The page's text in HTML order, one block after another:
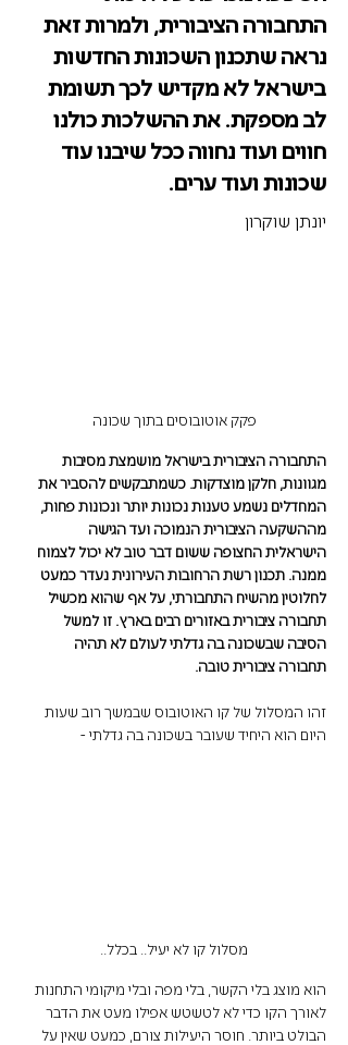
התחבורה הציבורית, ולמרות זאת
נראה שתכנון השכונות החדשות
בישראל לא מקדיש לכך תשומת
לב מספקת. את ההשלכות כולנו
חווים ועוד נחווה ככל שיבנו עוד
שכונות ועוד ערים.
יונתן שוקרון
פקק אוטובוסים בתוך שכונה
התחבורה הציבורית בישראל מושמצת מסיבות
מגוונות, חלקן מוצדקות. כשמתבקשים להסביר את
המחדלים נשמע טענות נכונות יותר ונכונות פחות,
מההשקעה הציבורית הנמוכה ועד הגישה
הישראלית החצופה ששום דבר טוב לא יכול לצמוח
ממנה. תכנון רשת הרחובות העירונית נעדר כמעט
לחלוטין מהשיח התחבורתי, על אף שהוא מכשיל
תחבורה ציבורית באזורים רבים בארץ. זו למשל
הסיבה שבשכונה בה גדלתי לעולם לא תהיה
תחבורה ציבורית טובה.
זהו המסלול של קו האוטובוס שבמשך רוב שעות
היום הוא היחיד שעובר בשכונה בה גדלתי -
מסלול קו לא יעיל.. בכלל..
הוא מוצג בלי הקשר, בלי מפה ובלי מיקומי התחנות
לאורך הקו כדי לא לטשטש אפילו מעט את הדבר
הבולט ביותר. חוסר היעילות צורם, כמעט שאין על